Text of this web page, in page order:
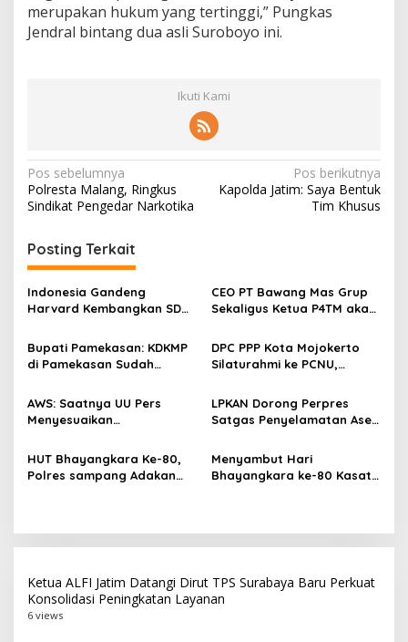
merupakan hukum yang tertinggi,” Pungkas
Jendral bintang dua asli Suroboyo ini.
Ikuti Kami
N
a
i
g
a
i
o
s
Pos sebelumnya
Polresta Malang, Ringkus
Sindikat Pengedar Narkotika
Pos berikutnya
Kapolda Jatim: Saya Bentuk
Tim Khusus
Posting Terkait
Indonesia Gandeng
Harvard Kembangkan SDM
Dunia
CEO PT Bawang Mas Grup
Sekaligus Ketua P4TM akan
Tembakau di Madura
Bupati Pamekasan: KDKMP
di Pamekasan Sudah
Selesai Akhir Juli 2026
DPC PPP Kota Mojokerto
Silaturahmi ke PCNU,
Masyarakat
AWS: Saatnya UU Pers
Menyesuaikan
Digital dan AI
LPKAN Dorong Perpres
Satgas Penyelamatan Aset
Pemberantasan Korupsi
HUT Bhayangkara Ke-80,
Polres sampang Adakan
Menyambut Hari
Bhayangkara ke-80 Kasat
Ketua ALFI Jatim Datangi Dirut TPS Surabaya Baru Perkuat
Konsolidasi Peningkatan Layanan
6 views